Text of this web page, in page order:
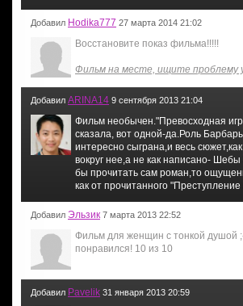
Добавил Hodika777 27 марта 2014 21:02
Восстановите показ фильма!!!!!
Фильм на месте, ищите проблему
Добавил ARINA14 9 сентября 2013 21:04
Фильм необычен."Превосходная
сказала, вот одной-да.Роль
интересно сыграна,и весь
вокруг нее,а не как написано-
бы прочитать сам роман,то
как от прочитанного "Преступление
Добавил Эльзик 7 марта 2013 22:52
Фильм для женщин с тонкой душой
понравился! 10 из 10
Добавил Pavelik 31 января 2013 20:59